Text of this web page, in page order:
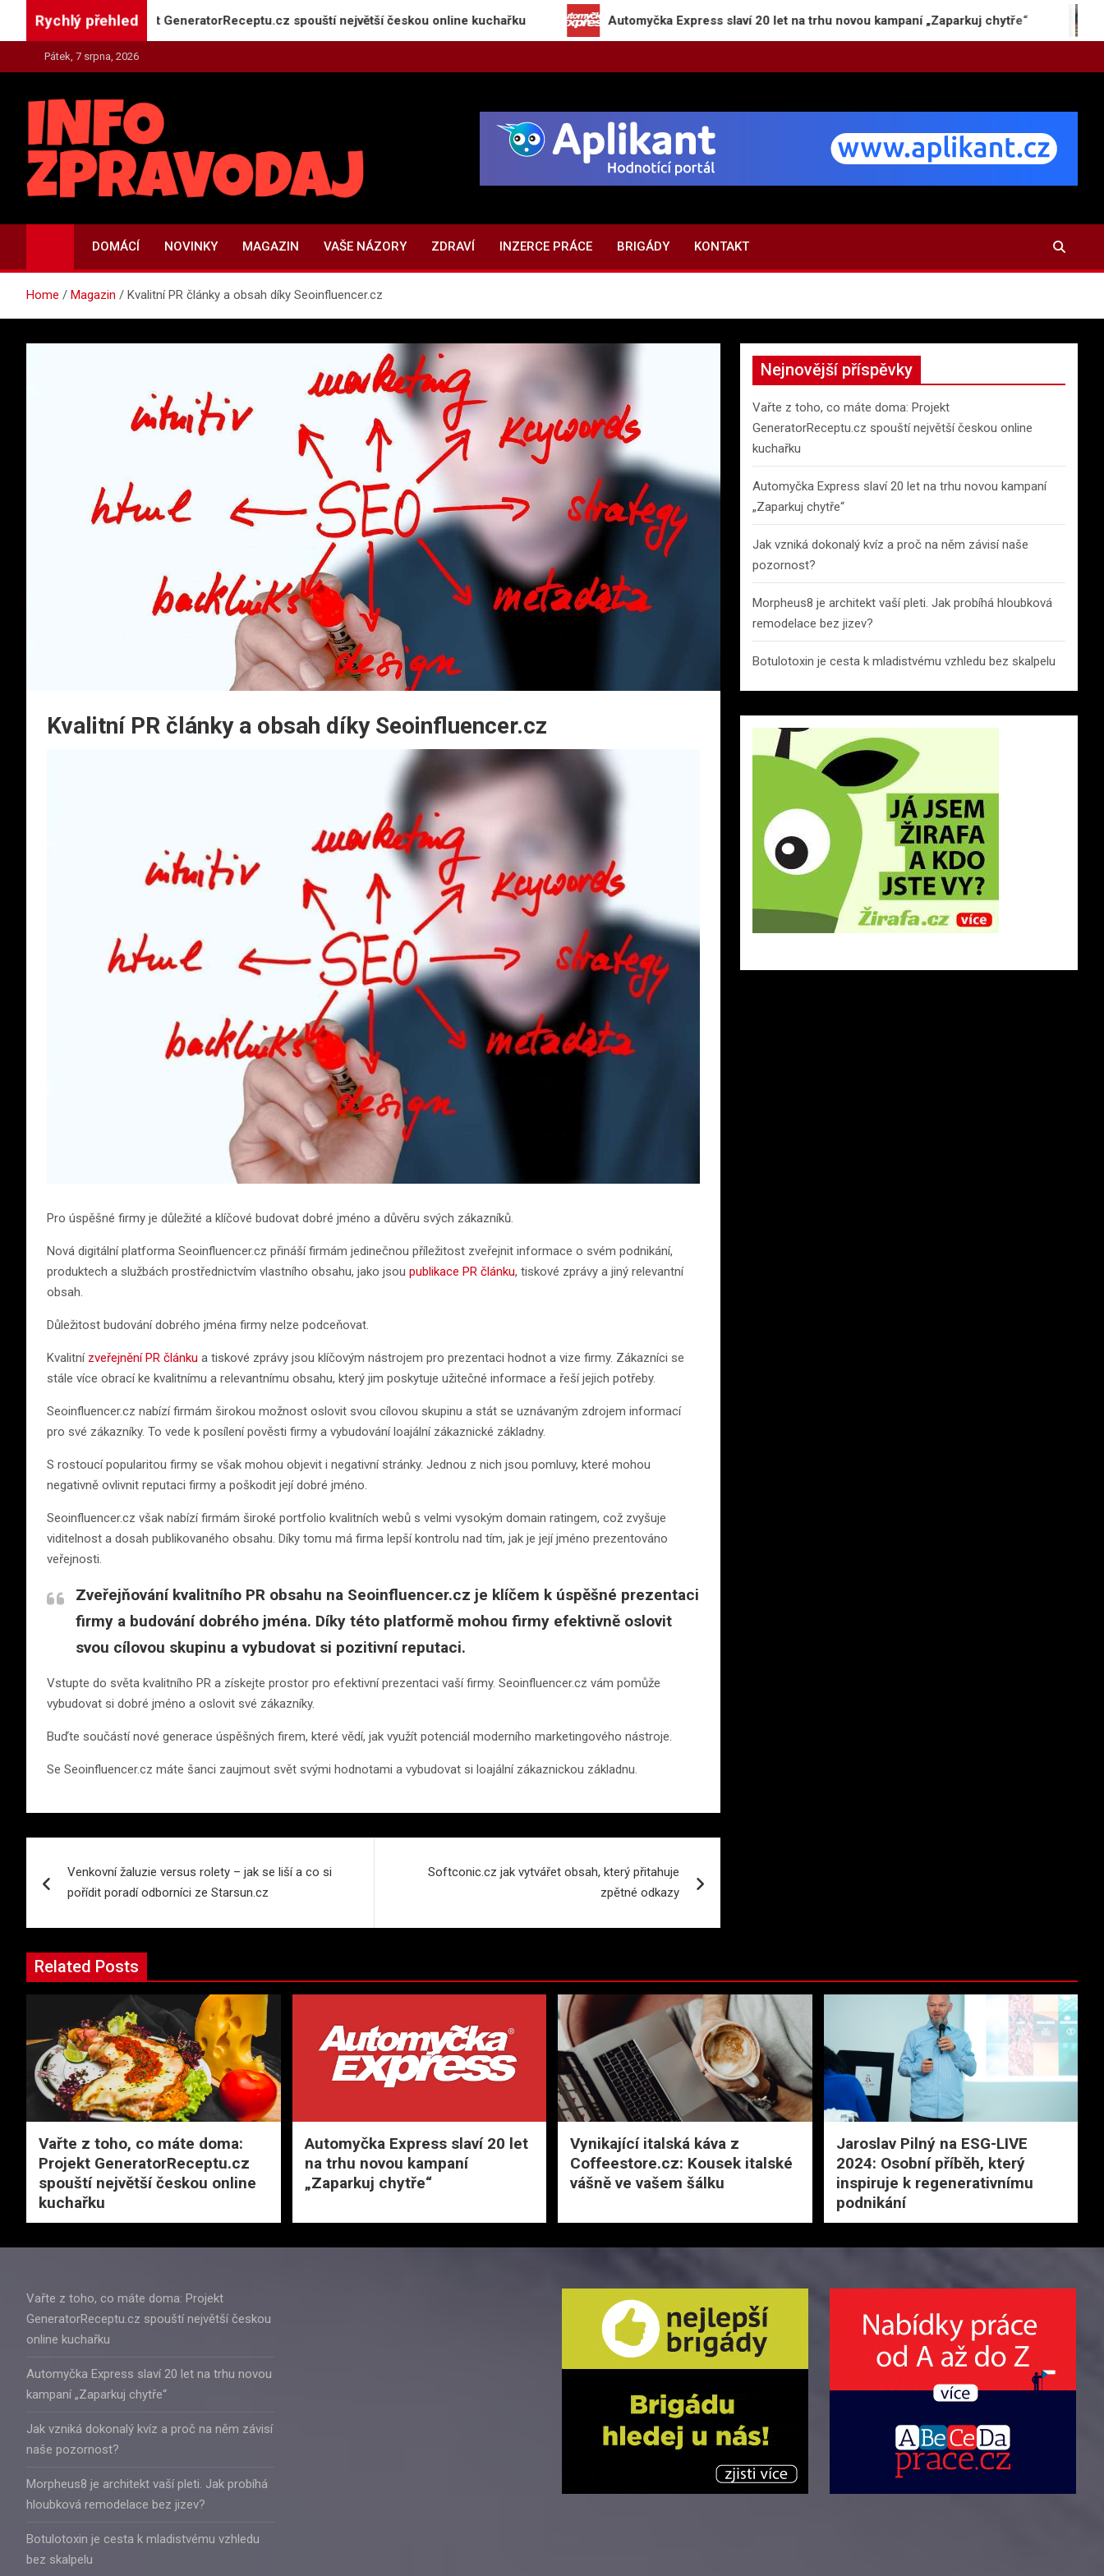
Rychlý přehled
doma: Projekt GeneratorReceptu.cz spouští největší českou online kuchařku Automyčka Express slaví 20 let na trhu novou kampaní „Zaparkuj chytře“ Jak
Pátek, 7 srpna, 2026
INFO-ZPRAVODAJ.CZ
DOMÁCÍ NOVINKY MAGAZIN VAŠE NÁZORY ZDRAVÍ INZERCE PRÁCE BRIGÁDY KONTAKT
Home Magazin Kvalitní PR články a obsah díky Seoinfluencer.cz
Kvalitní PR články a obsah díky Seoinfluencer.cz
Pro úspěšné firmy je důležité a klíčové budovat dobré jméno a důvěru svých zákazníků.
Nová digitální platforma Seoinfluencer.cz přináší firmám jedinečnou příležitost zveřejnit informace o svém podnikání,
produktech a službách prostřednictvím vlastního obsahu, jako jsou publikace PR článku, tiskové zprávy a jiný relevantní
obsah.
Důležitost budování dobrého jména firmy nelze podceňovat.
Kvalitní zveřejnění PR článku a tiskové zprávy jsou klíčovým nástrojem pro prezentaci hodnot a vize firmy. Zákazníci se
stále více obrací ke kvalitnímu a relevantnímu obsahu, který jim poskytuje užitečné informace a řeší jejich potřeby.
Seoinfluencer.cz nabízí firmám širokou možnost oslovit svou cílovou skupinu a stát se uznávaným zdrojem informací
pro své zákazníky. To vede k posílení pověsti firmy a vybudování loajální zákaznické základny.
S rostoucí popularitou firmy se však mohou objevit i negativní stránky. Jednou z nich jsou pomluvy, které mohou
negativně ovlivnit reputaci firmy a poškodit její dobré jméno.
Seoinfluencer.cz však nabízí firmám široké portfolio kvalitních webů s velmi vysokým domain ratingem, což zvyšuje
viditelnost a dosah publikovaného obsahu. Díky tomu má firma lepší kontrolu nad tím, jak je její jméno prezentováno
veřejnosti.
Zveřejňování kvalitního PR obsahu na Seoinfluencer.cz je klíčem k úspěšné prezentaci
firmy a budování dobrého jména. Díky této platformě mohou firmy efektivně oslovit
svou cílovou skupinu a vybudovat si pozitivní reputaci.
Vstupte do světa kvalitního PR a získejte prostor pro efektivní prezentaci vaší firmy. Seoinfluencer.cz vám pomůže
vybudovat si dobré jméno a oslovit své zákazníky.
Buďte součástí nové generace úspěšných firem, které vědí, jak využít potenciál moderního marketingového nástroje.
Se Seoinfluencer.cz máte šanci zaujmout svět svými hodnotami a vybudovat si loajální zákaznickou základnu.
pro
příspěvek
Venkovní žaluzie versus rolety – jak se liší a co si
pořídit poradí odborníci ze Starsun.cz
Softconic.cz jak vytvářet obsah, který přitahuje
zpětné odkazy
Nejnovější příspěvky
Vařte z toho, co máte doma: Projekt
GeneratorReceptu.cz spouští největší českou online
kuchařku
Automyčka Express slaví 20 let na trhu novou kampaní
„Zaparkuj chytře“
Jak vzniká dokonalý kvíz a proč na něm závisí naše
pozornost?
Morpheus8 je architekt vaší pleti. Jak probíhá hloubková
remodelace bez jizev?
Botulotoxin je cesta k mladistvému vzhledu bez skalpelu
Related Posts
Vařte z toho, co máte doma:
Projekt GeneratorReceptu.cz
spouští největší českou online
kuchařku
Automyčka Express slaví 20 let
na trhu novou kampaní
„Zaparkuj chytře“
Vynikající italská káva z
Coffeestore.cz: Kousek italské
vášně ve vašem šálku
Jaroslav Pilný na ESG-LIVE
2024: Osobní příběh, který
inspiruje k regenerativnímu
podnikání
Vařte z toho, co máte doma: Projekt
GeneratorReceptu.cz spouští největší českou
online kuchařku
Automyčka Express slaví 20 let na trhu novou
kampaní „Zaparkuj chytře“
Jak vzniká dokonalý kvíz a proč na něm závisí
naše pozornost?
Morpheus8 je architekt vaší pleti. Jak probíhá
hloubková remodelace bez jizev?
Botulotoxin je cesta k mladistvému vzhledu
bez skalpelu